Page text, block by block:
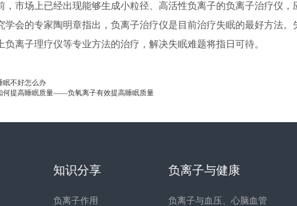
，市场上已经出现能够生成小粒径、高活性负离子的负离子治疗仪
学会的专家陶明章指出，负离子治疗仪是目前治疗失眠的最好方法
负离子理疗仪等专业方法的治疗，解决失眠难题将指日可待。
眠不好怎么办
何提高睡眠质量——负氧离子有效提高睡眠质量
知识分享
负离子作用
负离子与健康
负离子与血压、心脑血管